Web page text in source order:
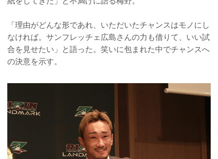
「理由がどんな形であれ、いただいたチャンスはモノにし
なければ。サンフレッチェ広島さんの力も借りて、いい試
合を見せたい」と語った。笑いに包まれた中でチャンスへ
の決意を示す。